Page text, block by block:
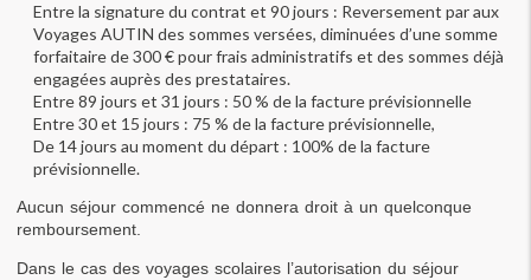
Entre la signature du contrat et 90 jours : Reversement par aux
Voyages AUTIN des sommes versées, diminuées d’une somme
forfaitaire de 300 € pour frais administratifs et des sommes déjà
engagées auprès des prestataires.
Entre 89 jours et 31 jours : 50 % de la facture prévisionnelle
Entre 30 et 15 jours : 75 % de la facture prévisionnelle,
De 14 jours au moment du départ : 100% de la facture
prévisionnelle.
Aucun séjour commencé ne donnera droit à un quelconque
remboursement.
Dans le cas des voyages scolaires l’autorisation du séjour